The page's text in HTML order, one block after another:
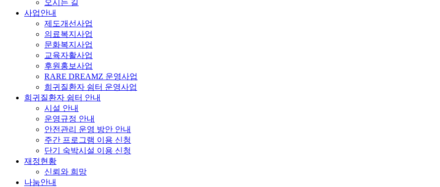
오시는 길
사업안내
제도개선사업
의료복지사업
문화복지사업
교육자활사업
후원홍보사업
RARE DREAMZ 운영사업
희귀질환자 쉼터 운영사업
희귀질환자 쉼터 안내
시설 안내
운영규정 안내
안전관리 운영 방안 안내
주간 프로그램 이용 신청
단기 숙박시설 이용 신청
재정현황
신뢰와 희망
나눔안내